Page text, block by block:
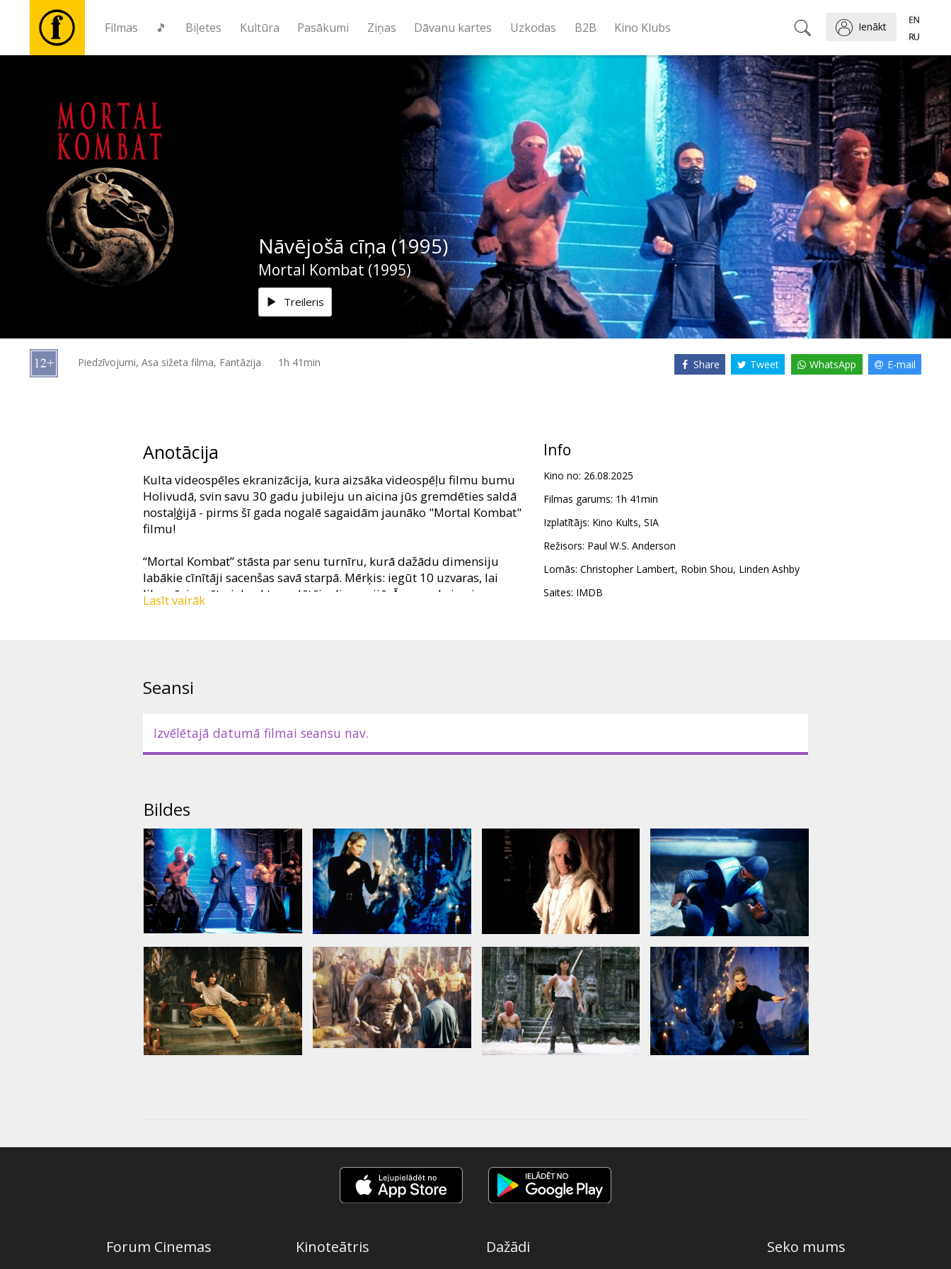
Filmas 🎵 Biļetes Kultūra Pasākumi Ziņas Dāvanu kartes Uzkodas B2B Kino Klubs Ienākt
Biļetes
Kultūra
Pasākumi
kartes
Nāvējošā cīņa (1995)
Mortal Kombat (1995)
Treileris
Piedzīvojumi, Asa sižeta filma, Fantāzija 1h 41min Share Tweet WhatsApp E-mail
Anotācija
Kulta videospēles ekranizācija, kura aizsāka videospēļu filmu bumu
Holivudā, svin savu 30 gadu jubileju un aicina jūs gremdēties saldā
nostaļģijā - pirms šī gada nogalē sagaidām jaunāko "Mortal Kombat"
filmu!
“Mortal Kombat” stāsta par senu turnīru, kurā dažādu dimensiju
labākie cīnītāji sacenšas savā starpā. Mērķis: iegūt 10 uzvaras, lai
likumīgi varētu iebrukt zaudētāja dimensijā. Ārpasaule jau ir
izcīnījusi 9 uzvaras pret Zemes cīnītājiem un tagad viss ir atkarīgs
Lasīt vairāk
Info
Kino no: 26.08.2025
Filmas garums: 1h 41min
Izplatītājs: Kino Kults, SIA
Režisors: Paul W.S. Anderson
Lomās: Christopher Lambert, Robin Shou, Linden Ashby
Saites: IMDB
Seansi
Izvēlētajā datumā filmai seansu nav.
Bildes
Forum Cinemas Kinoteātris Dažādi Seko mums